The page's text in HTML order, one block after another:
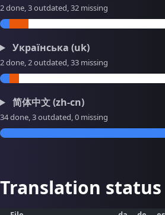
2 done, 3 outdated, 32 missing
Українська (uk)
2 done, 2 outdated, 33 missing
简体中文 (zh-cn)
34 done, 3 outdated, 0 missing
Translation